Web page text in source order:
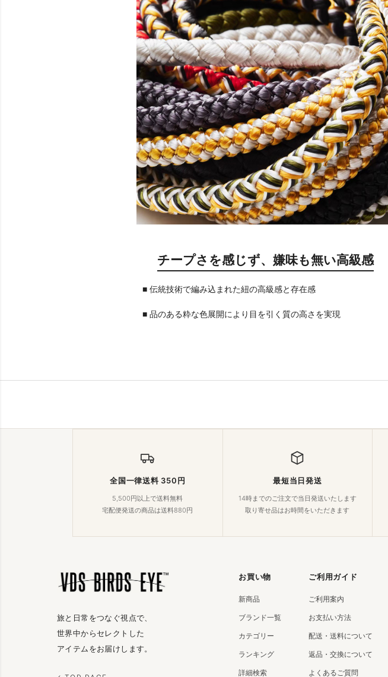
チープさを感じず、嫌味も無い高級感
■ 伝統技術で編み込まれた紐の高級感と存在感
■ 品のある粋な色展開により目を引く質の高さを実現
全国一律送料 350円
5,500円以上で送料無料
宅配便発送の商品は送料880円
最短当日発送
14時までのご注文で当日発送いたします
取り寄せ品はお時間をいただきます
旅と日常をつなぐ視点で、
世界中からセレクトした
アイテムをお届けします。
お買い物
新商品
ブランド一覧
カテゴリー
ランキング
詳細検索
ご利用ガイド
ご利用案内
お支払い方法
配送・送料について
返品・交換について
よくあるご質問